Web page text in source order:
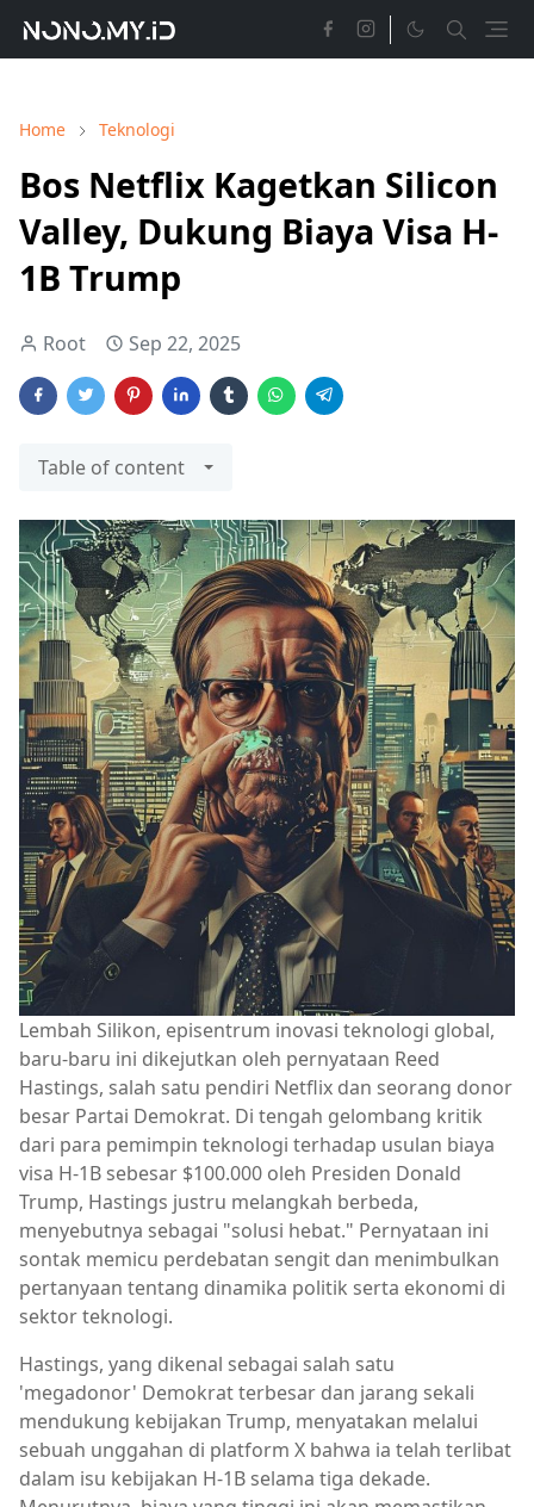
Home Teknologi
Bos Netflix Kagetkan Silicon
Valley, Dukung Biaya Visa H-
1B Trump
Root Sep 22, 2025
Table of content
Lembah Silikon, episentrum inovasi teknologi global,
baru-baru ini dikejutkan oleh pernyataan Reed
Hastings, salah satu pendiri Netflix dan seorang donor
besar Partai Demokrat. Di tengah gelombang kritik
dari para pemimpin teknologi terhadap usulan biaya
visa H-1B sebesar $100.000 oleh Presiden Donald
Trump, Hastings justru melangkah berbeda,
menyebutnya sebagai "solusi hebat." Pernyataan ini
sontak memicu perdebatan sengit dan menimbulkan
pertanyaan tentang dinamika politik serta ekonomi di
sektor teknologi.
Hastings, yang dikenal sebagai salah satu
'megadonor' Demokrat terbesar dan jarang sekali
mendukung kebijakan Trump, menyatakan melalui
sebuah unggahan di platform X bahwa ia telah terlibat
dalam isu kebijakan H-1B selama tiga dekade.